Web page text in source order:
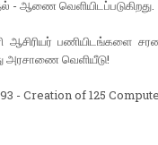
- ஆணை வெளியிடப்படுகிறது.
ஆசிரியர் பணியிடங்களை
அரசாணை வெளியீடு!
- Creation of 125